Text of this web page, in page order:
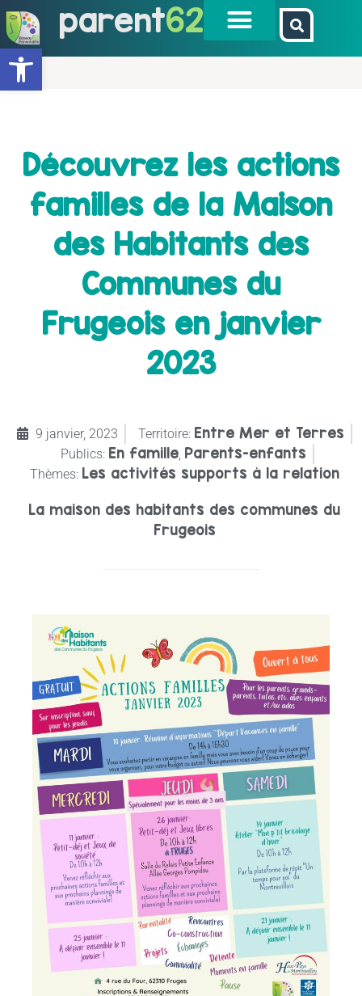
Ouvrir la barre d’outils
parent62
Découvrez les actions
familles de la Maison
des Habitants des
Communes du
Frugeois en janvier
2023
9 janvier, 2023 Territoire: Entre Mer et Terres
Publics: En famille Parents-enfants
Thèmes: Les activités supports à la relation
La maison des habitants des communes du
Frugeois